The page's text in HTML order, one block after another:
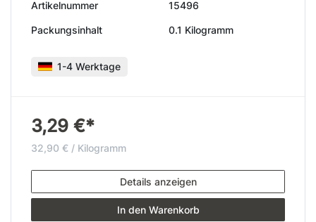
Artikelnummer 15496
Packungsinhalt 0.1 Kilogramm
1-4 Werktage
3,29 €*
32,90 € / Kilogramm
Details anzeigen
In den Warenkorb